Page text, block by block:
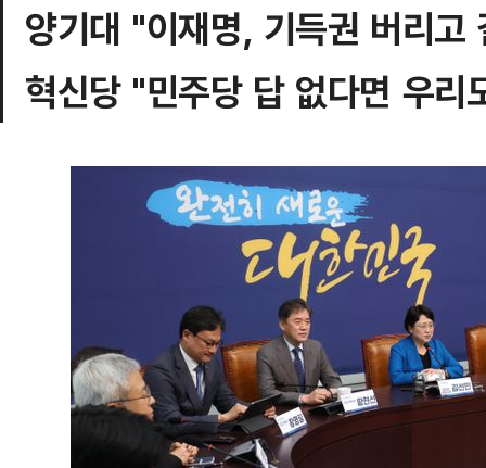
양기대 "이재명, 기득권 버리고
혁신당 "민주당 답 없다면 우리